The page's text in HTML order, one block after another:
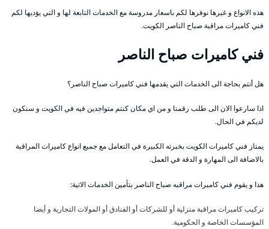
هذه الانواع و غيرها نوفرها لكم باسعار مدروسة مع الخدمات التابعة لها و التي يؤديها لكم
فني كاميرات مراقبة صباح الناصر الكويت.
فني كاميرات صباح الناصر
هل أنتم بحاجة الى الخدمات التي يقدمها فني كاميرات صباح الناصر؟
اذا سارعوا الان الى طلب رقمنا و من اي مكان كنتم متواجدين فيه في الكويت و سنكون
لديكم في الحال.
يمتاز فني كاميرات الكويت بخبرته الكبيرة في التعامل مع جميع انواع كاميرات المراقبة
بالاضافة الى المهارة و الدقة في العمل.
هذا و يقوم فني كاميرات مراقبه صباح الناصر بتأمين الخدمات الاتية:
تركيب كاميرات مراقبة منزلية أو للشركات أو الفنادق أو المولات التجارية و أيضا
المؤسسات الخاصة و الحكومية.